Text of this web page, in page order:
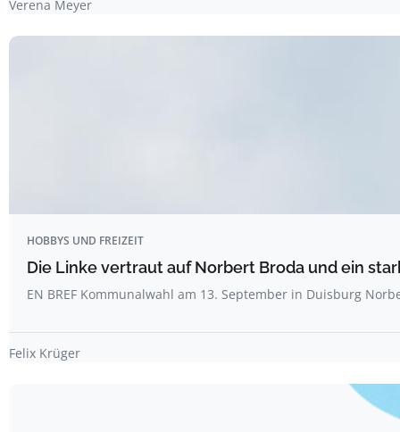
Verena Meyer
HOBBYS UND FREIZEIT
Die Linke vertraut auf Norbert Broda und ein
EN BREF Kommunalwahl am 13. September in Duisburg
Felix Krüger